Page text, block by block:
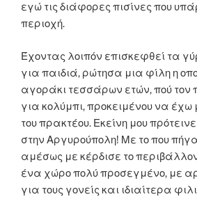
εγώ τις διάφορες πισίνες που
περιοχή.
Έχοντας λοιπόν επισκεφθεί τα
για παιδιά, ρώτησα μια φίλη η
αγοράκι τεσσάρων ετών, πού τον
για κολύμπι, προκειμένου να έχω
του πρακτέου. Εκείνη μου
στην Αργυρούπολη! Με το που
αμέσως με κέρδισε το
ένα χώρο πολύ προσεγμένο, με
για τους γονείς και ιδιαίτερα